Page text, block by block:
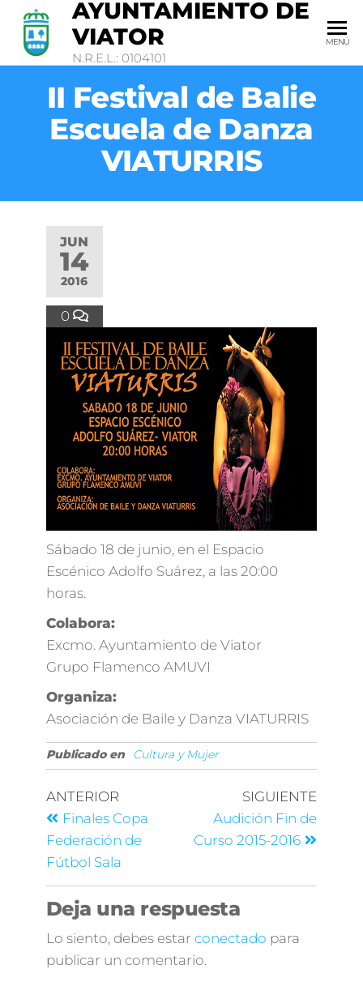
AYUNTAMIENTO DE
VIATOR
N.R.E.L.: 0104101
MENÚ
II Festival de Balie
Escuela de Danza
VIATURRIS
JUN
14
2016
0
Sábado 18 de junio, en el Espacio
Escénico Adolfo Suárez, a las 20:00
horas.
Colabora:
Excmo. Ayuntamiento de Viator
Grupo Flamenco AMUVI
Organiza:
Asociación de Baile y Danza VIATURRIS
Publicado en Cultura y Mujer
ANTERIOR
Finales Copa
Federación de
Fútbol Sala
SIGUIENTE
Audición Fin de
Curso 2015-2016
Deja una respuesta
Lo siento, debes estar conectado para
publicar un comentario.